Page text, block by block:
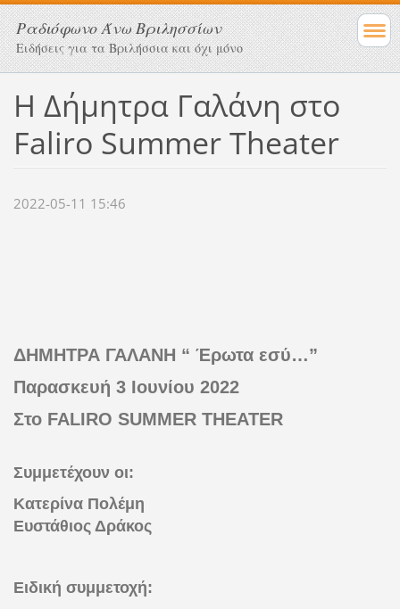
Ραδιόφωνο Άνω Βριλησσίων
Ειδήσεις για τα Βριλήσσια και όχι μόνο
Η Δήμητρα Γαλάνη στο
Faliro Summer Theater
2022-05-11 15:46
ΔΗΜΗΤΡΑ ΓΑΛΑΝΗ “ Έρωτα εσύ…”
Παρασκευή 3 Ιουνίου 2022
Στο FALIRO SUMMER THEATER
Συμμετέχουν οι:
Κατερίνα Πολέμη
Ευστάθιος Δράκος
Ειδική συμμετοχή: